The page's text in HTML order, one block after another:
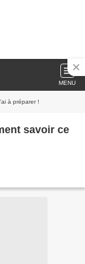
MENU
à préparer !
savoir ce